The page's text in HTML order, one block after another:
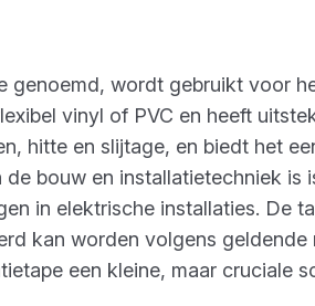
genoemd, wordt gebruikt voor
vinyl of PVC en heeft
hitte en slijtage, en biedt het
bouw en installatietechniek is
in elektrische installaties. De
kan worden volgens
een kleine, maar cruciale